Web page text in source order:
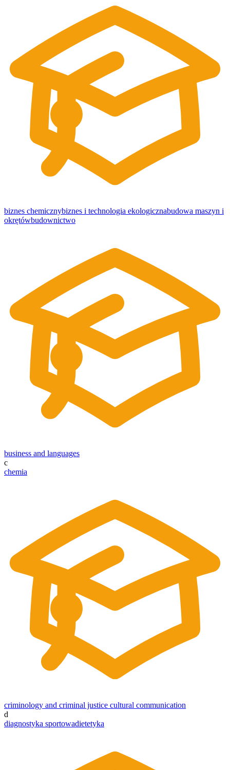
biznes chemicznybiznes i technologia ekologicznabudowa maszyn i
okrętówbudownictwo
business and languages
c
chemia
criminology and criminal justice cultural communication
d
diagnostyka sportowadietetyka